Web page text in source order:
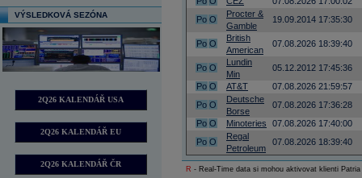
VÝSLEDKOVÁ SEZÓNA
2Q26 KALENDÁŘ USA
2Q26 KALENDÁŘ EU
2Q26 KALENDÁŘ ČR
Po O
Procter &
Gamble
19.09.2014 17:35:30
Po O
British
American
07.08.2026 18:39:40
Po O
Lundin
Min
05.12.2012 17:45:36
Po O AT&T
07.08.2026 21:59:57
Po O
Deutsche
Borse
07.08.2026 17:36:28
Po O Minoteries
07.08.2026 17:40:00
Po O
Regal
Petroleum
07.08.2026 18:39:40
R - Real-Time data si mohou aktivovat klienti